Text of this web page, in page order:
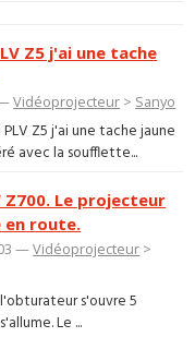
Z5 j'ai une tache
—Vidéoprojecteur > Sanyo
PLV Z5 j'ai une tache jaune
avec la soufflette...
Z700. Le projecteur
en route.
—Vidéoprojecteur >
s'ouvre 5
Le ...